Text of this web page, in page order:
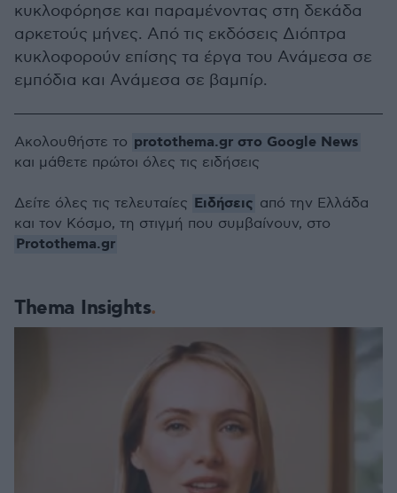
κυκλοφόρησε και παραμένοντας στη δεκάδα
αρκετούς μήνες. Από τις εκδόσεις Διόπτρα
κυκλοφορούν επίσης τα έργα του Ανάμεσα σε
εμπόδια και Ανάμεσα σε βαμπίρ.
Thema Insights
Ακολουθήστε το protothema.gr στο Google News
και μάθετε πρώτοι όλες τις ειδήσεις
Δείτε όλες τις τελευταίες Ειδήσεις από την Ελλάδα
και τον Κόσμο, τη στιγμή που συμβαίνουν, στο
Protothema.gr